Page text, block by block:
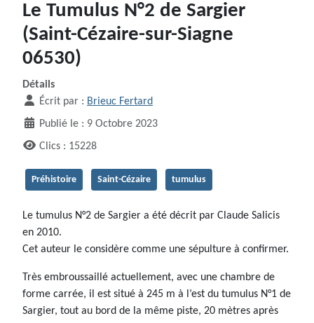
Le Tumulus N°2 de Sargier
(Saint-Cézaire-sur-Siagne
06530)
Détails
Écrit par : Brieuc Fertard
Publié le : 9 Octobre 2023
Clics : 15228
Préhistoire Saint-Cézaire tumulus
Le tumulus N°2 de Sargier a été décrit par Claude Salicis
en 2010.
Cet auteur le considère comme une sépulture à confirmer.
Très embroussaillé actuellement, avec une chambre de
forme carrée, il est situé à 245 m à l’est du tumulus N°1 de
Sargier, tout au bord de la même piste, 20 mètres après